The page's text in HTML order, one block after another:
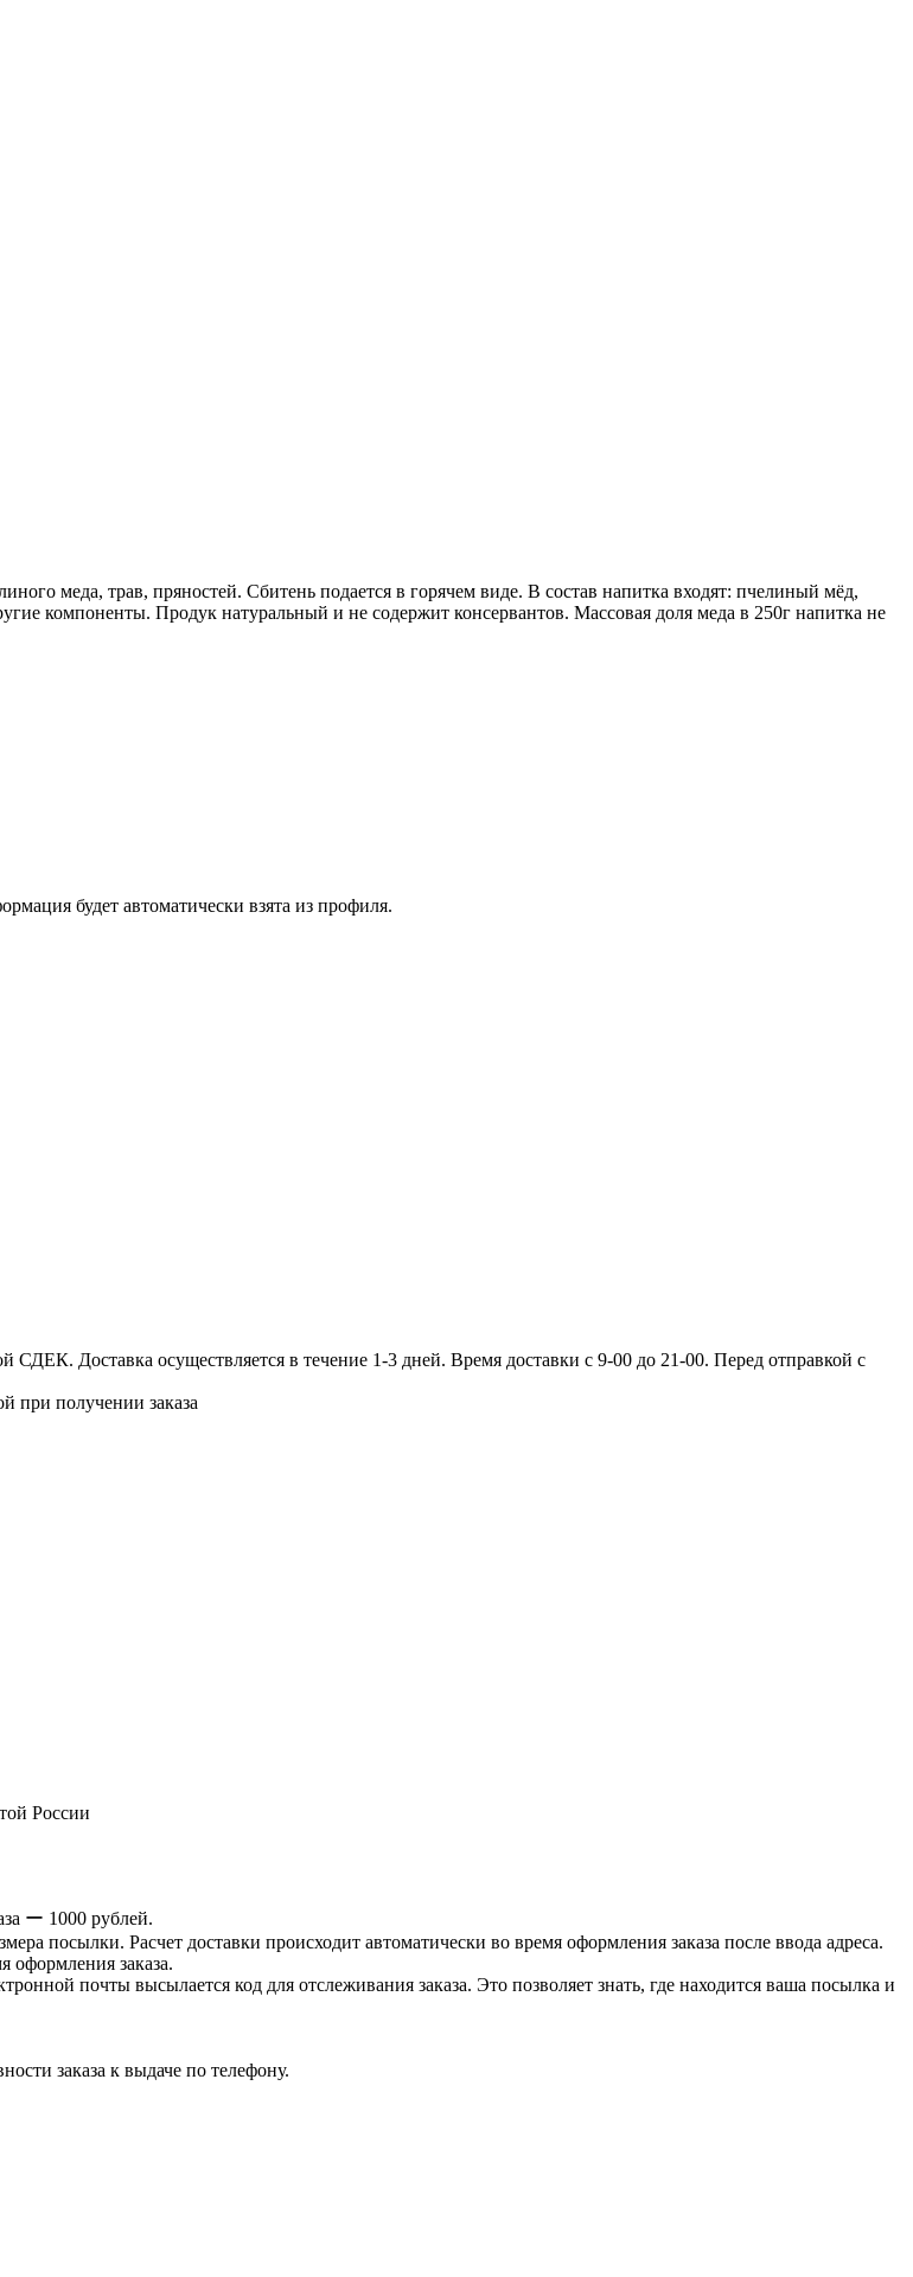
меда, трав, пряностей. Сбитень подается в горячем виде. В состав напитка входят: пчелиный мёд,
компоненты. Продук натуральный и не содержит консервантов. Массовая доля меда в 250г напитка не
будет автоматически взята из профиля.
СДЕК. Доставка осуществляется в течение 1-3 дней. Время доставки с 9-00 до 21-00. Перед отправкой с
при получении заказа
России
ー 1000 рублей.
посылки. Расчет доставки происходит автоматически во время оформления заказа после ввода адреса.
оформления заказа.
почты высылается код для отслеживания заказа. Это позволяет знать, где находится ваша посылка и
заказа к выдаче по телефону.